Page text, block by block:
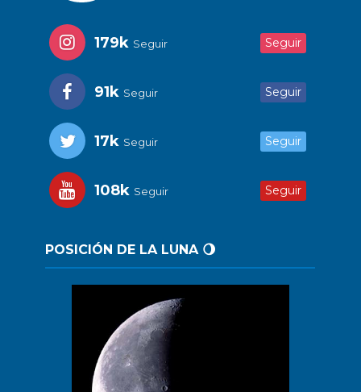
179k Seguir Seguir
91k Seguir Seguir
17k Seguir Seguir
108k Seguir Seguir
POSICIÓN DE LA LUNA 🌖